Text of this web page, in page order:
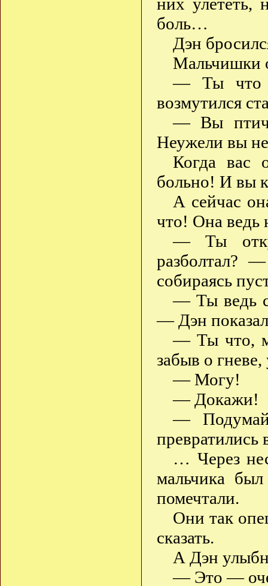
боль…
Дэн
Мальчишки
— Ты что
возмутился
— Вы
Неужели вы
Когда вас
больно! И вы
А сейчас
что! Она ведь
— Ты
разболтал?
собираясь
— Ты ведь
— Дэн
— Ты что,
забыв о
— Могу!
— Докажи!
—
превратились
… Через
мальчика
помечтали.
Они так
сказать.
А Дэн
— Это —